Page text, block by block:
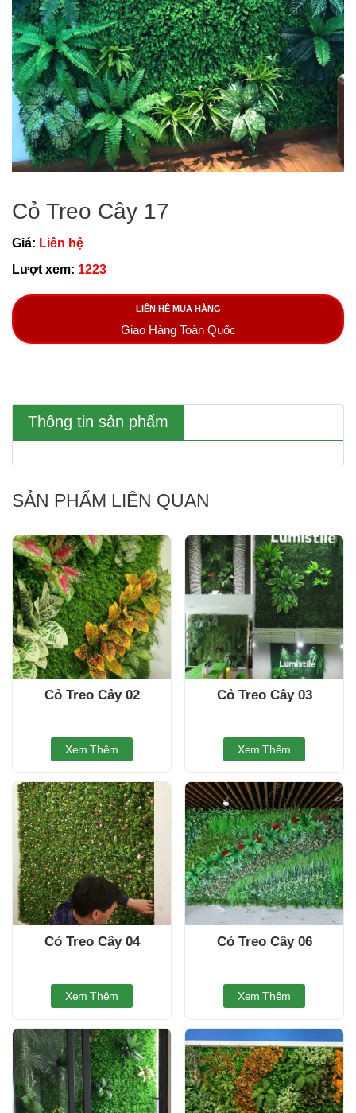
Cỏ Treo Cây 17
Giá: Liên hệ
Lượt xem: 1223
LIÊN HỆ MUA HÀNG
Giao Hàng Toàn Quốc
Thông tin sản phẩm
SẢN PHẨM LIÊN QUAN
Cỏ Treo Cây 02
Xem Thêm
Cỏ Treo Cây 03
Xem Thêm
Cỏ Treo Cây 04
Xem Thêm
Cỏ Treo Cây 06
Xem Thêm